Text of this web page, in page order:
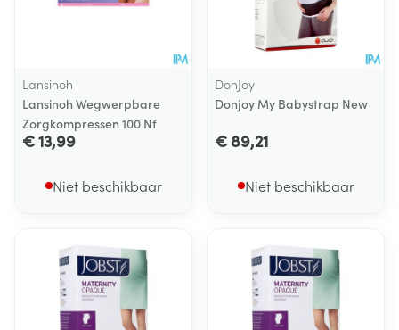
Lansinoh
Lansinoh Wegwerpbare
Zorgkompressen 100 Nf
€ 13,99
Niet beschikbaar
DonJoy
Donjoy My Babystrap New
€ 89,21
Niet beschikbaar